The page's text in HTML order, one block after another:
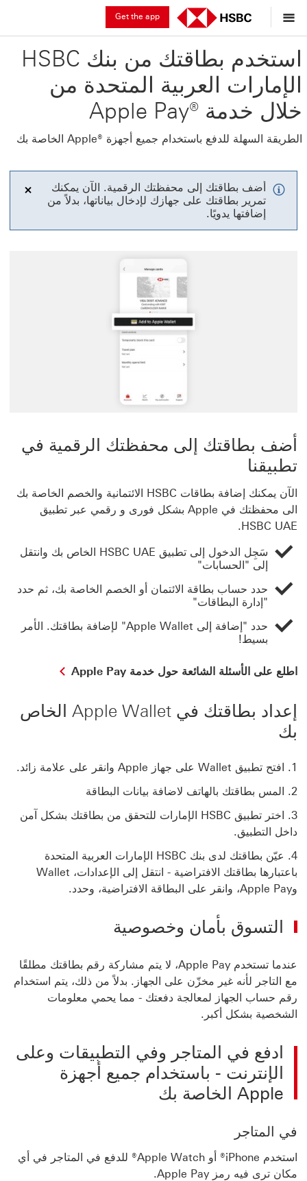
Get the app
استخدم بطاقتك من بنك HSBC
الإمارات العربية المتحدة من
خلال خدمة ®Apple Pay
الطريقة السهلة للدفع باستخدام جميع أجهزة ®Apple الخاصة بك
أضف بطاقتك إلى محفظتك الرقمية. الآن يمكنك
تمرير بطاقتك على جهازك لإدخال بياناتها، بدلاً من
إضافتها يدويًا.
أضف بطاقتك إلى محفظتك الرقمية في
تطبيقنا
الآن يمكنك إضافة بطاقات HSBC الائتمانية والخصم الخاصة بك
الى محفظتك في Apple بشكل فورى و رقمي عبر تطبيق
HSBC UAE.
سَجِل الدخول إلى تطبيق HSBC UAE الخاص بك وانتقل
إلى "الحسابات"
حدد حساب بطاقة الائتمان أو الخصم الخاصة بك، ثم حدد
"إدارة البطاقات"
حدد "إضافة إلى Apple Wallet" لإضافة بطاقتك. الأمر
بسيط!
اطلع على ‏‫الأسئلة الشائعة حول خدمة Apple Pay‬
إعداد بطاقتك في Apple Wallet الخاص
بك
افتح تطبيق Wallet على جهاز Apple وانقر على علامة زائد.
المس بطاقتك بالهاتف لاضافة بيانات البطاقة
اختر تطبيق HSBC الإمارات للتحقق من بطاقتك بشكل آمن
داخل التطبيق.
عيّن بطاقتك لدى بنك HSBC الإمارات العربية المتحدة
باعتبارها بطاقتك الافتراضية - انتقل إلى الإعدادات، Wallet
وApple Pay، وانقر على البطاقة الافتراضية، وحدد.
التسوق بأمان وخصوصية
عندما تستخدم Apple Pay، لا يتم مشاركة رقم بطاقتك مطلقًا
مع التاجر لأنه غير مخزّن على الجهاز. بدلاً من ذلك، يتم استخدام
رقم حساب الجهاز لمعالجة دفعتك - مما يحمي معلومات
الشخصية بشكل أكبر.
ادفع في المتاجر وفي التطبيقات وعلى
الإنترنت - باستخدام جميع أجهزة
Apple الخاصة بك
في المتاجر
استخدم iPhone® أو Apple Watch® للدفع في المتاجر في أي
مكان ترى فيه رمز Apple Pay.